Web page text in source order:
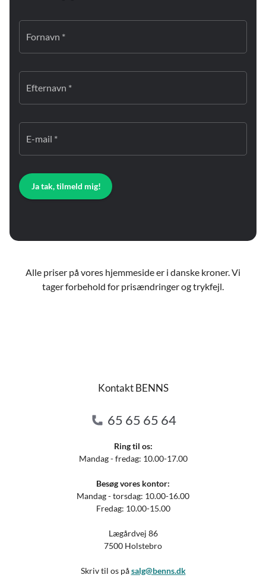
Fornavn *
Efternavn *
E-mail *
Ja tak, tilmeld mig!
Alle priser på vores hjemmeside er i danske kroner. Vi
tager forbehold for prisændringer og trykfejl.
Kontakt BENNS
65 65 65 64
Ring til os:
Mandag - fredag: 10.00-17.00
Besøg vores kontor:
Mandag - torsdag: 10.00-16.00
Fredag: 10.00-15.00
Lægårdvej 86
7500 Holstebro
Skriv til os påsalg@benns.dk